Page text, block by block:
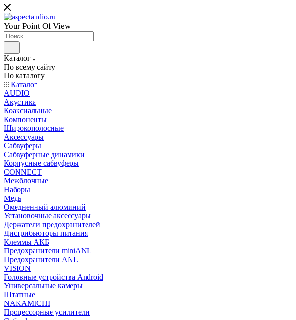
Your Point Of View
Каталог
По всему сайту
По каталогу
Каталог
AUDIO
Акустика
Коаксиальные
Компоненты
Широкополосные
Аксессуары
Сабвуферы
Сабвуферные динамики
Корпусные сабвуферы
CONNECT
Межблочные
Наборы
Медь
Омедненный алюминий
Установочные аксессуары
Держатели предохранителей
Дистрибьюторы питания
Клеммы АКБ
Предохранители miniANL
Предохранители ANL
VISION
Головные устройства Android
Универсальные камеры
Штатные
NAKAMICHI
Процессорные усилители